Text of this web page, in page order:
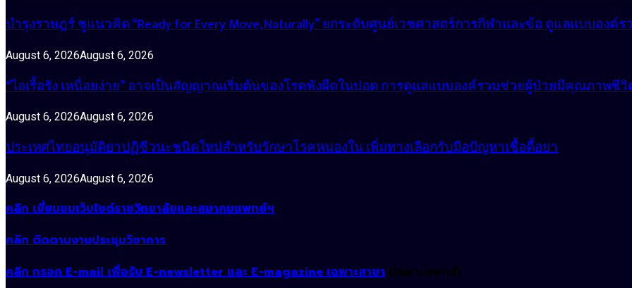
บำรุงราษฎร์ ชูแนวคิด “Ready for Every Move, Naturally” ยกระดับศูนย์เวชศาสตร์การกีฬาและข้อ ดูแลแบบองค์ร
August 6, 2026August 6, 2026
“ไอเรื้อรัง เหนื่อยง่าย” อาจเป็นสัญญาณเริ่มต้นของโรคพังผืดในปอด การดูแลแบบองค์รวมช่วยผู้ป่วยมีคุณภาพชี
August 6, 2026August 6, 2026
ประเทศไทยอนุมัติยาปฏิชีวนะชนิดใหม่สำหรับรักษาโรคหนองใน เพิ่มทางเลือกรับมือปัญหาเชื้อดื้อยา
August 6, 2026August 6, 2026
คลิก เยี่ยมชมเว็บไซต์ราชวิทยาลัยและสมาคมแพทย์ฯ
คลิก ติดตามงานประชุมวิชาการ
คลิก กรอก E-mail เพื่อรับ E-newsletter และ E-magazine เฉพาะสาขา (เฉพาะแพทย์)